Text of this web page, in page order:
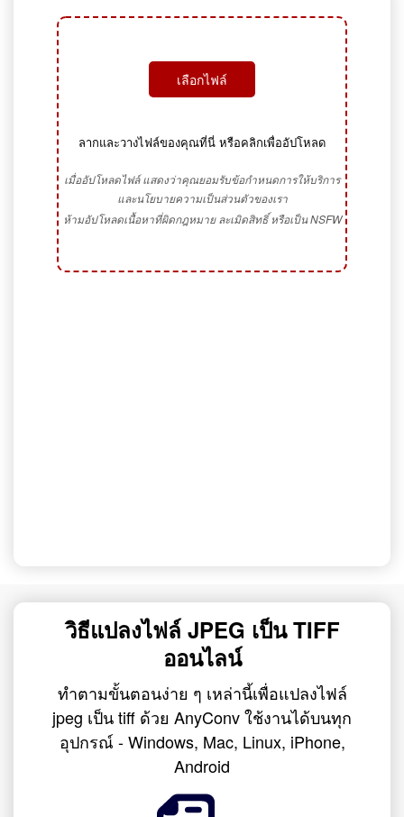
เลือกไฟล์
ลากและวางไฟล์ของคุณที่นี่ หรือคลิกเพื่ออัปโหลด
เมื่ออัปโหลดไฟล์ แสดงว่าคุณยอมรับข้อกำหนดการให้บริการ
และนโยบายความเป็นส่วนตัวของเรา
ห้ามอัปโหลดเนื้อหาที่ผิดกฎหมาย ละเมิดสิทธิ์ หรือเป็น NSFW
วิธีแปลงไฟล์ JPEG เป็น TIFF
ออนไลน์
ทำตามขั้นตอนง่าย ๆ เหล่านี้เพื่อแปลงไฟล์
jpeg เป็น tiff ด้วย AnyConv ใช้งานได้บนทุก
อุปกรณ์ - Windows, Mac, Linux, iPhone,
Android